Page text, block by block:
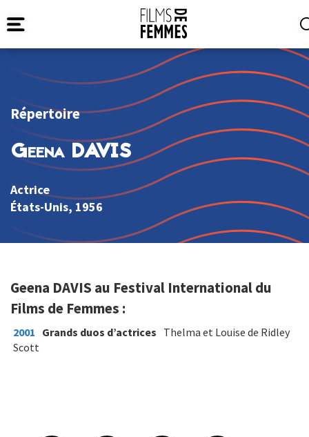
Répertoire
Geena DAVIS
Actrice
États-Unis, 1956
Geena DAVIS au Festival International du
Films de Femmes :
2001 Grands duos d’actrices Thelma et Louise de Ridley
Scott